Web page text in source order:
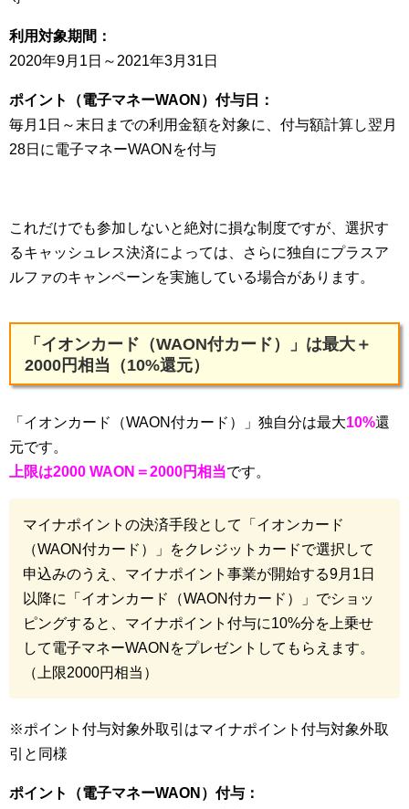
利用対象期間：
2020年9月1日～2021年3月31日
ポイント（電子マネーWAON）付与日：
毎月1日～末日までの利用金額を対象に、付与額計算し翌月
28日に電子マネーWAONを付与
これだけでも参加しないと絶対に損な制度ですが、選択す
るキャッシュレス決済によっては、さらに独自にプラスア
ルファのキャンペーンを実施している場合があります。
「イオンカード（WAON付カード）」は最大＋
2000円相当（10%還元）
「イオンカード（WAON付カード）」独自分は最大10%還
元です。
上限は2000 WAON＝2000円相当です。
マイナポイントの決済手段として「イオンカード
（WAON付カード）」をクレジットカードで選択して
申込みのうえ、マイナポイント事業が開始する9月1日
以降に「イオンカード（WAON付カード）」でショッ
ピングすると、マイナポイント付与に10%分を上乗せ
して電子マネーWAONをプレゼントしてもらえます。
（上限2000円相当）
※ポイント付与対象外取引はマイナポイント付与対象外取
引と同様
ポイント（電子マネーWAON）付与：